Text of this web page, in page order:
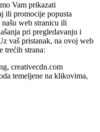
Vam prikazati
ili promocije popusta
web stranicu ili
pri pregledavanju i
vaš pristanak, na ovoj web
trećih strana:
creativecdn.com
temeljene na klikovima,